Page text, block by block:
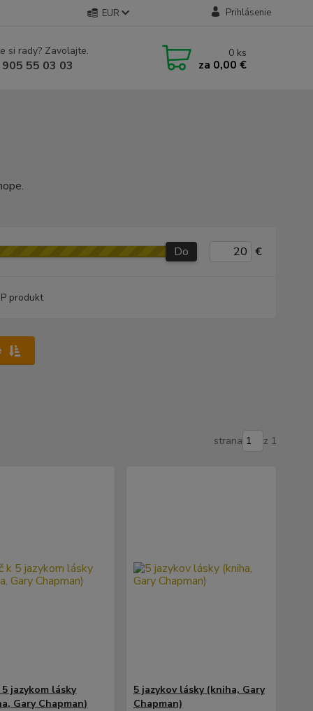
EUR Prihlásenie
si rady? Zavolajte.
55 03 03
0 ks
za 0,00 €
Do €
produkt
strana z 1
5 jazykom lásky
Gary Chapman)
5 jazykov lásky (kniha, Gary
Chapman)